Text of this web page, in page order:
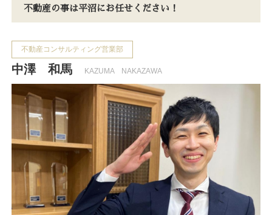
不動産の事は平沼にお任せください！
不動産コンサルティング営業部
中澤 和馬 KAZUMA NAKAZAWA